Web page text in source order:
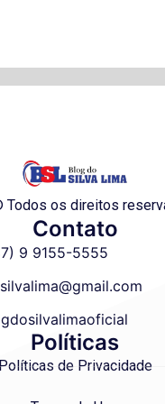
Todos os direitos
Contato
9 9155-5555
Políticas
Políticas de Privacidade